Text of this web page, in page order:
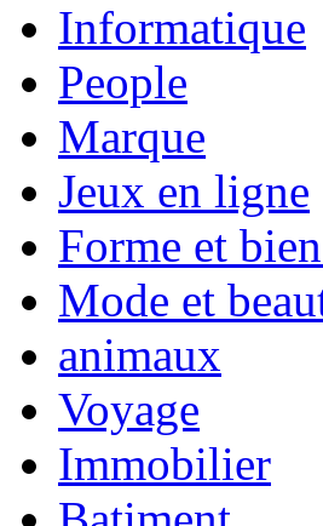
Informatique
People
Marque
Jeux en ligne
Forme et
Mode et
animaux
Voyage
Immobilier